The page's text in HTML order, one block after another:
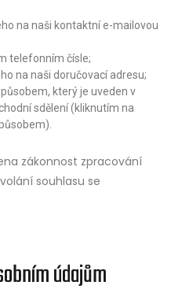
na naši kontaktní e-mailovou
telefonním čísle;
na naši doručovací adresu;
který je uveden v
sdělení (kliknutím na
zákonnost zpracování
souhlasu se
údajům